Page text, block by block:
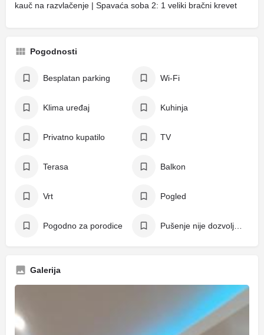
kauč na razvlačenje | Spavaća soba 2: 1 veliki bračni krevet
Pogodnosti
Besplatan parking Wi-Fi
Klima uređaj Kuhinja
Privatno kupatilo TV
Terasa Balkon
Vrt Pogled
Pogodno za porodice
Galerija